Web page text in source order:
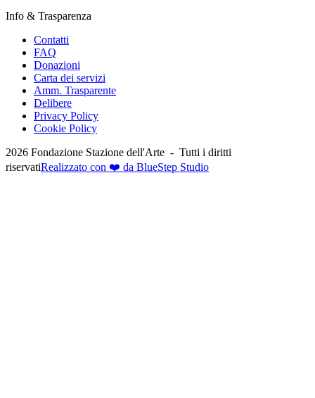
Info & Trasparenza
Contatti
FAQ
Donazioni
Carta dei servizi
Amm. Trasparente
Delibere
Privacy Policy
Cookie Policy
2026 Fondazione Stazione dell'Arte - Tutti i diritti
riservatiRealizzato con ❤️ da BlueStep Studio